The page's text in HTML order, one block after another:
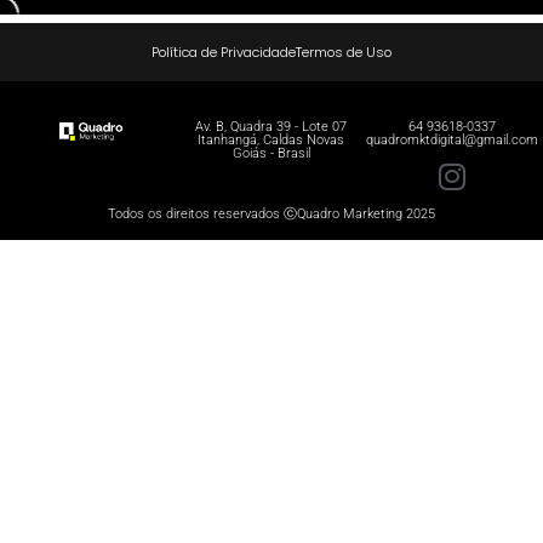
Política de PrivacidadeTermos de Uso
Av. B, Quadra 39 - Lote 07
Itanhangá, Caldas Novas
Goiás - Brasil
64 93618-0337
quadromktdigital@gmail.com
Todos os direitos reservados ⓒQuadro Marketing 2025